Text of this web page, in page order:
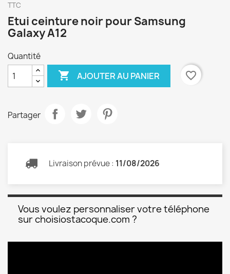
TTC
Etui ceinture noir pour Samsung
Galaxy A12
Quantité
 AJOUTER AU PANIER favorite_border
Partager
Livraison prévue : 11/08/2026
Vous voulez personnaliser votre téléphone
sur choisiostacoque.com ?